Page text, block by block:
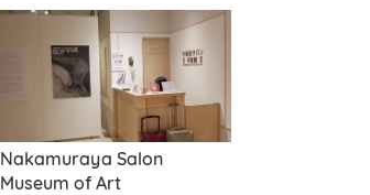
Nakamuraya Salon
Museum of Art